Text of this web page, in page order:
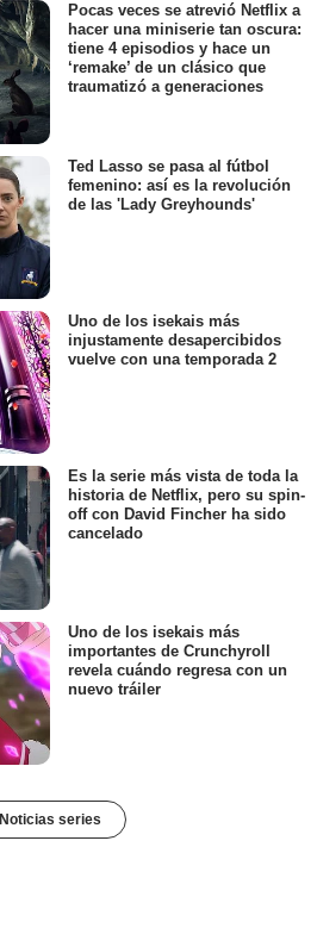
Pocas veces se atrevió Netflix a
hacer una miniserie tan oscura:
tiene 4 episodios y hace un
‘remake’ de un clásico que
traumatizó a generaciones
Ted Lasso se pasa al fútbol
femenino: así es la revolución
de las 'Lady Greyhounds'
Uno de los isekais más
injustamente desapercibidos
vuelve con una temporada 2
Es la serie más vista de toda la
historia de Netflix, pero su spin-
off con David Fincher ha sido
cancelado
Uno de los isekais más
importantes de Crunchyroll
revela cuándo regresa con un
nuevo tráiler
Noticias series